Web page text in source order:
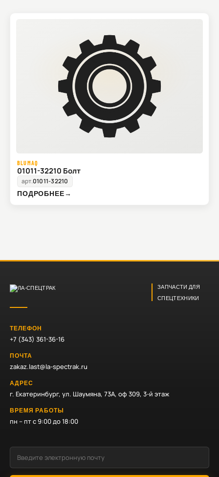
BLUMAQ
01011-32210 Болт
арт.01011-32210
ПОДРОБНЕЕ→
ЗАПЧАСТИ ДЛЯ
СПЕЦТЕХНИКИ
ТЕЛЕФОН
+7 (343) 361-36-16
ПОЧТА
zakaz.last@la-spectrak.ru
АДРЕС
г. Екатеринбург, ул. Шаумяна, 73А, оф 309, 3-й этаж
ВРЕМЯ РАБОТЫ
пн – пт с 9:00 до 18:00